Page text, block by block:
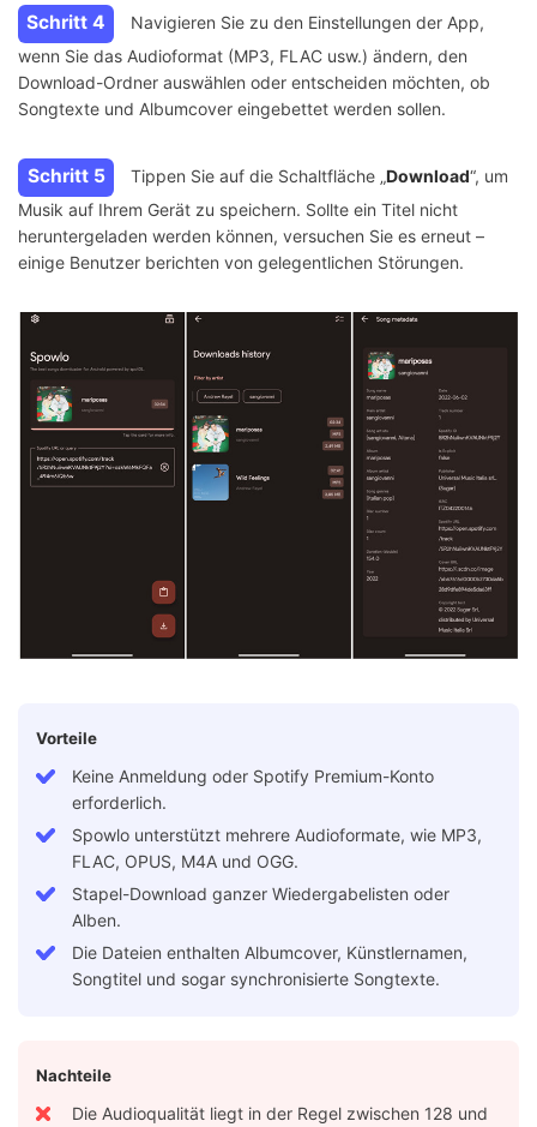
Schritt 4
Navigieren Sie zu den Einstellungen der App,
wenn Sie das Audioformat (MP3, FLAC usw.) ändern, den
Download-Ordner auswählen oder entscheiden möchten, ob
Songtexte und Albumcover eingebettet werden sollen.
Schritt 5 Tippen Sie auf die Schaltfläche „Download“, um
Musik auf Ihrem Gerät zu speichern. Sollte ein Titel nicht
heruntergeladen werden können, versuchen Sie es erneut –
einige Benutzer berichten von gelegentlichen Störungen.
Vorteile
Keine Anmeldung oder Spotify Premium-Konto
erforderlich.
Spowlo unterstützt mehrere Audioformate, wie MP3,
FLAC, OPUS, M4A und OGG.
Stapel-Download ganzer Wiedergabelisten oder
Alben.
Die Dateien enthalten Albumcover, Künstlernamen,
Songtitel und sogar synchronisierte Songtexte.
Nachteile
Die Audioqualität liegt in der Regel zwischen 128 und